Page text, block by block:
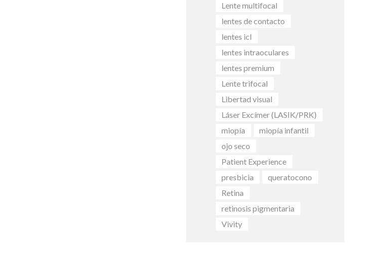
Lente multifocal
lentes de contacto
lentes icl
lentes intraoculares
lentes premium
Lente trifocal
Libertad visual
Láser Excímer (LASIK/PRK)
miopía
miopía infantil
ojo seco
Patient Experience
presbicia
queratocono
Retina
retinosis pigmentaria
Vivity